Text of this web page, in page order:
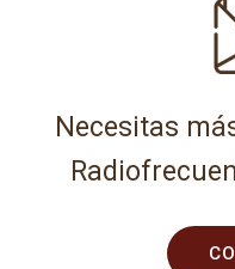
Necesitas